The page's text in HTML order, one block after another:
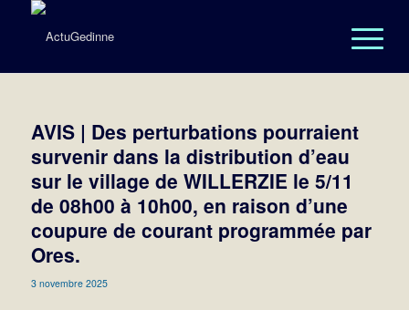
AVIS | Des perturbations pourraient
survenir dans la distribution d’eau
sur le village de WILLERZIE le 5/11
de 08h00 à 10h00, en raison d’une
coupure de courant programmée par
Ores.
3 novembre 2025